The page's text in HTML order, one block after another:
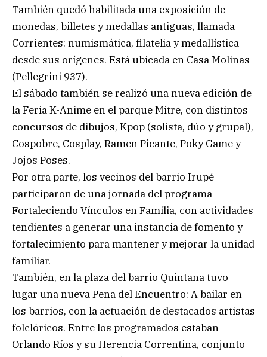
También quedó habilitada una exposición de
monedas, billetes y medallas antiguas, llamada
Corrientes: numismática, filatelia y medallística
desde sus orígenes. Está ubicada en Casa Molinas
(Pellegrini 937).
El sábado también se realizó una nueva edición de
la Feria K-Anime en el parque Mitre, con distintos
concursos de dibujos, Kpop (solista, dúo y grupal),
Cospobre, Cosplay, Ramen Picante, Poky Game y
Jojos Poses.
Por otra parte, los vecinos del barrio Irupé
participaron de una jornada del programa
Fortaleciendo Vínculos en Familia, con actividades
tendientes a generar una instancia de fomento y
fortalecimiento para mantener y mejorar la unidad
familiar.
También, en la plaza del barrio Quintana tuvo
lugar una nueva Peña del Encuentro: A bailar en
los barrios, con la actuación de destacados artistas
folclóricos. Entre los programados estaban
Orlando Ríos y su Herencia Correntina, conjunto